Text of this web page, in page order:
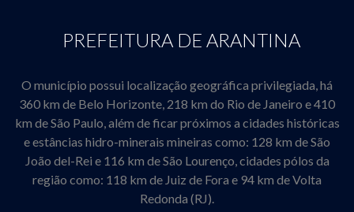
PREFEITURA DE ARANTINA
O município possui localização geográfica privilegiada, há
360 km de Belo Horizonte, 218 km do Rio de Janeiro e 410
km de São Paulo, além de ficar próximos a cidades históricas
e estâncias hidro-minerais mineiras como: 128 km de São
João del-Rei e 116 km de São Lourenço, cidades pólos da
região como: 118 km de Juiz de Fora e 94 km de Volta
Redonda (RJ).